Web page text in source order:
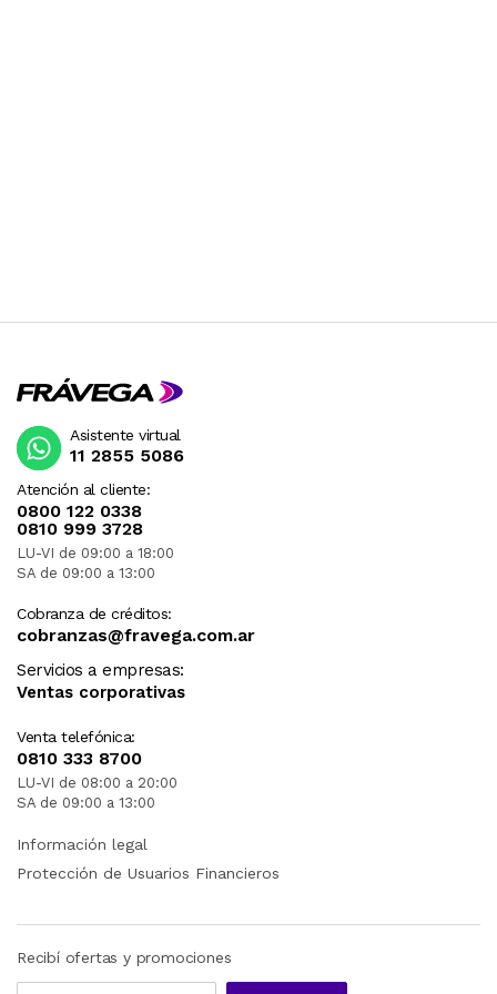
Atención al cliente:
0800 122 0338
0810 999 3728
LU-VI de 09:00 a 18:00
SA de 09:00 a 13:00
Cobranza de créditos:
cobranzas@fravega.com.ar
Servicios a empresas:
Ventas corporativas
Venta telefónica:
0810 333 8700
LU-VI de 08:00 a 20:00
SA de 09:00 a 13:00
Asistente virtual
11 2855 5086
Información legal
Protección de Usuarios Financieros
Recibí ofertas y promociones